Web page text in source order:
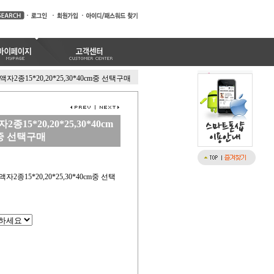
자2종15*20,20*25,30*40cm중 선택구매
2종15*20,20*25,30*40cm
선택구매
자2종15*20,20*25,30*40cm중 선택